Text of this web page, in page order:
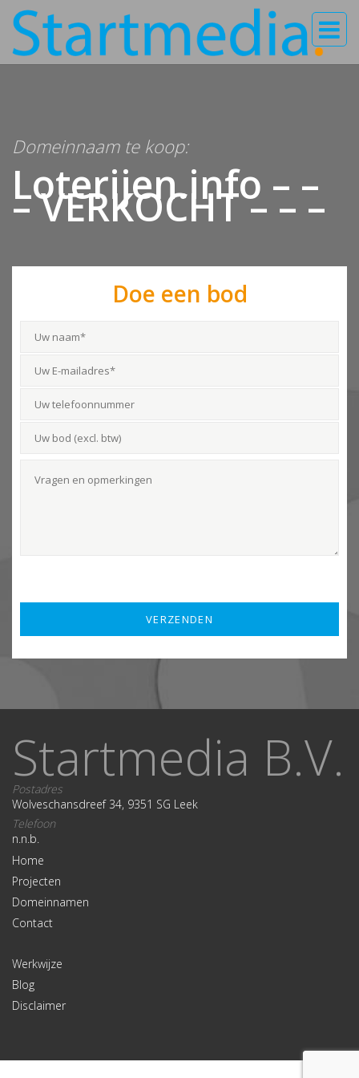
Domeinnaam te koop:
Loterijen.info – –
– VERKOCHT – – –
Doe een bod
Startmedia B.V.
Postadres
Wolveschansdreef 34, 9351 SG Leek
Telefoon
n.n.b.
Home
Projecten
Domeinnamen
Contact
Werkwijze
Blog
Disclaimer